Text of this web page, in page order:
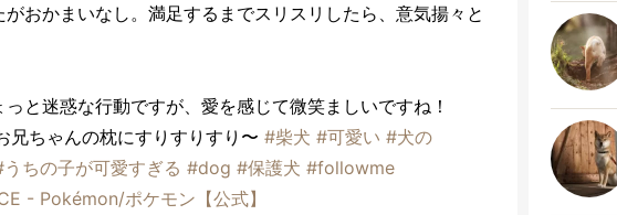
おかまいなし。満足するまでスリスリしたら、意気揚々と
と迷惑な行動ですが、愛を感じて微笑ましいですね！
兄ちゃんの枕にすりすりすり〜 #柴犬 #可愛い #犬の
ちの子が可愛すぎる #dog #保護犬 #followme
- Pokémon/ポケモン【公式】